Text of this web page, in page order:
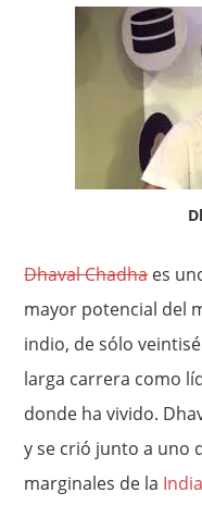
Dhaval Chadhaes
mayor potencial del
indio, de sólo
larga carrera como
donde ha vivido.
y se crió junto a uno
marginales de la India